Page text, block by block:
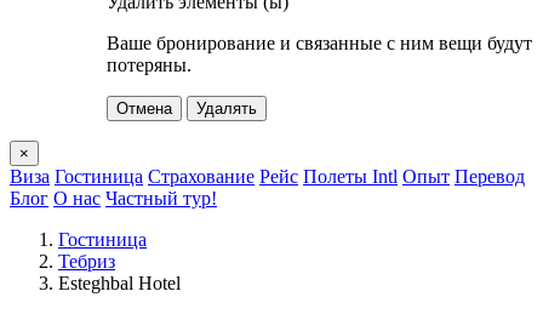
Ваше бронирование и связанные с ним вещи будут
потеряны.
Отмена Удалять
×
Виза Гостиница Страхование Рейс Полеты Intl Опыт Перевод
Блог О нас Частный тур!
Гостиница
Тебриз
Esteghbal Hotel